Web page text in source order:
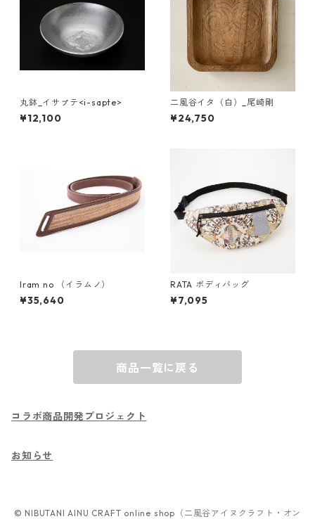
丸鉢_イサㇷ゚テ<i-sapte>
¥12,100
二風谷イタ（白）_尾崎剛
¥24,750
Iram no （イラムノ）
¥35,640
RATA ボディバッグ
¥7,095
商品一覧に戻る
コラボ商品開発プロジェクト
お知らせ
© NIBUTANI AINU CRAFT online shop（二風谷アイヌクラフト・オン